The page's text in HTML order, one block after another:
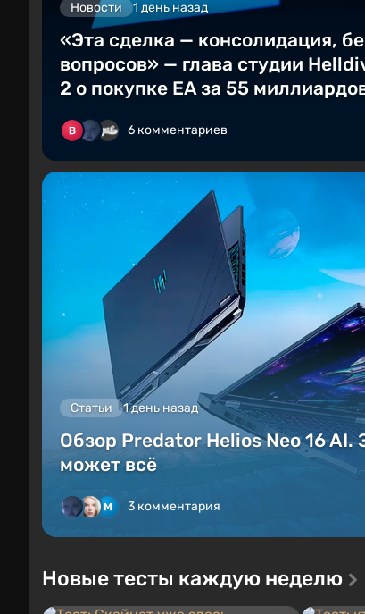
Новости 1 день назад
«Эта сделка — консолидация,
вопросов» — глава студии
2 о покупке EA за 55
6 комментариев
Статьи 1 день назад
Обзор Predator Helios Neo 16 AI.
может всё
3 комментария
Новые тесты каждую неделю